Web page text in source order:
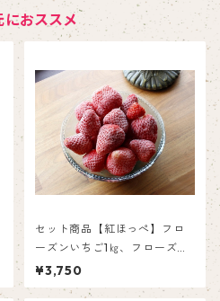
におススメ
セット商品【紅ほっぺ】フロ
ーズンいちご1㎏、フローズン
ばなな500ｇセット
¥3,750